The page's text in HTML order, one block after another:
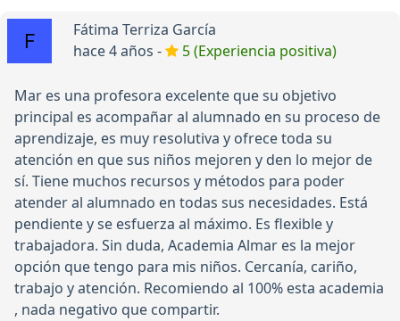
Fátima Terriza García
hace 4 años -
5 (Experiencia positiva)
Mar es una profesora excelente que su objetivo
principal es acompañar al alumnado en su proceso de
aprendizaje, es muy resolutiva y ofrece toda su
atención en que sus niños mejoren y den lo mejor de
sí. Tiene muchos recursos y métodos para poder
atender al alumnado en todas sus necesidades. Está
pendiente y se esfuerza al máximo. Es flexible y
trabajadora. Sin duda, Academia Almar es la mejor
opción que tengo para mis niños. Cercanía, cariño,
trabajo y atención. Recomiendo al 100% esta academia
, nada negativo que compartir.